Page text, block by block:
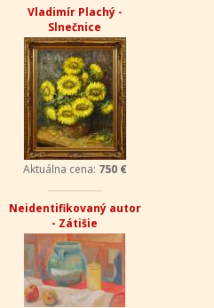
Vladimír Plachý -
Slnečnice
Aktuálna cena: 750 €
Neidentifikovaný autor
- Zátišie